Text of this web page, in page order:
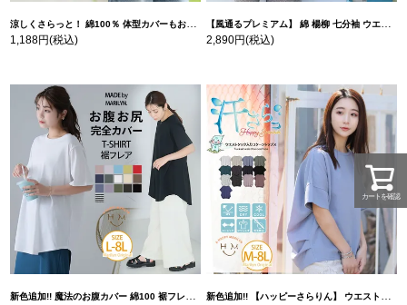
涼しくさらっと！ 綿100％ 体型カバーもお洒落も叶える 風合いコットン ゆるシルエット ドルマン | 大きいサイズの通販ならハッピーマリリン
1,188円(税込)
【風通るプレミアム】 綿 楊柳 七分袖 ウエストギャザー ブラウス | 大きいサイズの通販ならハッピーマリリン
2,890円(税込)
新色追加!! 魔法のお腹カバー 綿100 裾フレア Tシャツ | 大きいサイズの通販ならハッピーマリリン 新色追加!! 【ハッピーさらりん】 ウエストタック入り スッキリ魅せ コクーントップス | 大きいサイズの通販ならハッピーマリリン
カートを確認